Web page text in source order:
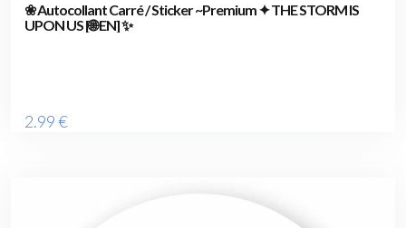
❀ Autocollant Carré / Sticker ~Premium ✦ THE STORM IS
UPON US [🌐 EN] ✨
2.99€